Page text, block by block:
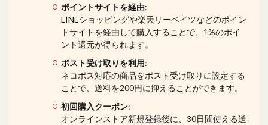
ポイントサイトを経由:
LINEショッピングや楽天リーベイツなどのポイン
トサイトを経由して購入することで、1%のポイ
ント還元が得られます。
ポスト受け取りを利用:
ネコポス対応の商品をポスト受け取りに設定する
ことで、送料を200円に抑えることができます。
初回購入クーポン:
オンラインストア新規登録後に、30日間使える送